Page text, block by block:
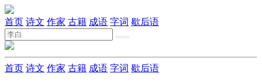
首页 诗文 作家 古籍 成语 字词 歇后语
首页 诗文 作家 古籍 成语 字词 歇后语